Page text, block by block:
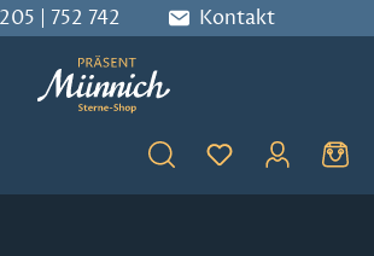
| 752 742 Kontakt
Du hast 0